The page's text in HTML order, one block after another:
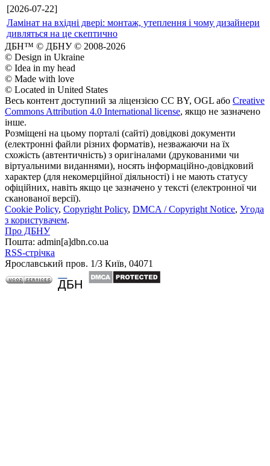
[2026-07-22]
Ламінат на вхідні двері: монтаж, утеплення і чому дизайнери
дивляться на це скептично
ДБН™ © ДБНУ © 2008-2026
© Design in Ukraine
© Idea in my head
© Made with love
© Located in United States
Весь контент доступний за ліцензією CC BY, OGL або Creative
Commons Attribution 4.0 International license, якщо не зазначено
інше.
Розміщені на цьому порталі (сайті) довідкові документи
(електронні файли різних форматів), незважаючи на їх
схожість (автентичність) з оригіналами (друкованими чи
віртуальними виданнями), носять інформаційно-довідковий
характер (для некомерційної діяльності) і не мають статусу
офіційних, навіть якщо це зазначено у тексті (електронної чи
сканованої версії).
Cookie Policy, Copyright Policy, DMCA / Copyright Notice, Угода
з користувачем.
Про ДБНУ
Пошта: admin[а]dbn.co.ua
RSS-стрічка
Ярославський пров. 1/3 Київ, 04071